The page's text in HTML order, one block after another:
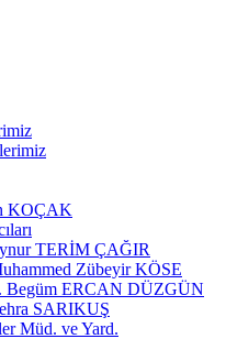
KOÇAK
TERİM ÇAĞIR
Zübeyir KÖSE
Begüm ERCAN DÜZGÜN
SARIKUŞ
Müd. ve Yard.